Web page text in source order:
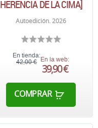
HERENCIA DE LA CIMA]
Autoedición. 2026
En tienda:
42,00 €
En la web:
39,90 €
COMPRAR